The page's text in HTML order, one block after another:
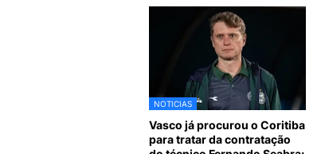
NOTICIAS
Vasco já procurou o Coritiba
para tratar da contratação